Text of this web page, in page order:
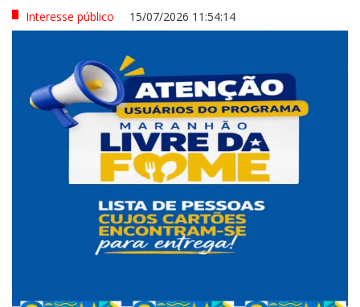
Interesse público 15/07/2026 11:54:14